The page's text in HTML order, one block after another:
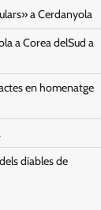
a Cerdanyola
a Corea delSud a
en homenatge
diables de